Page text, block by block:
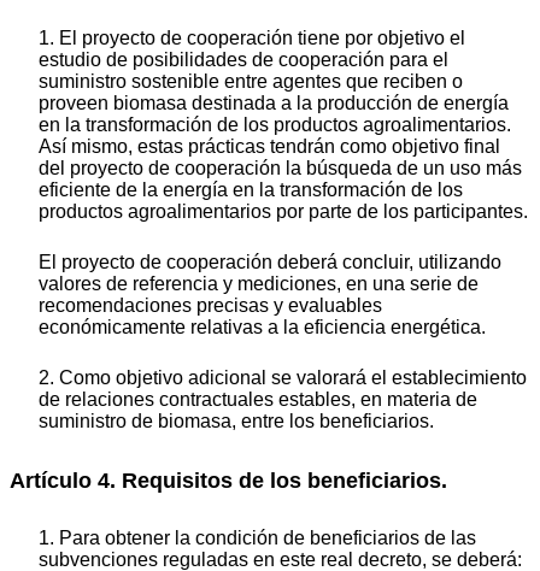
1. El proyecto de cooperación tiene por objetivo el
estudio de posibilidades de cooperación para el
suministro sostenible entre agentes que reciben o
proveen biomasa destinada a la producción de energía
en la transformación de los productos agroalimentarios.
Así mismo, estas prácticas tendrán como objetivo final
del proyecto de cooperación la búsqueda de un uso más
eficiente de la energía en la transformación de los
productos agroalimentarios por parte de los participantes.
El proyecto de cooperación deberá concluir, utilizando
valores de referencia y mediciones, en una serie de
recomendaciones precisas y evaluables
económicamente relativas a la eficiencia energética.
2. Como objetivo adicional se valorará el establecimiento
de relaciones contractuales estables, en materia de
suministro de biomasa, entre los beneficiarios.
Artículo 4. Requisitos de los beneficiarios.
1. Para obtener la condición de beneficiarios de las
subvenciones reguladas en este real decreto, se deberá: